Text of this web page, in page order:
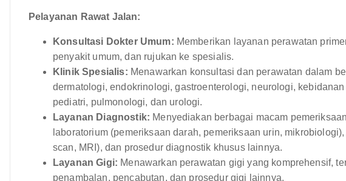
Pelayanan Rawat Jalan:
Konsultasi Dokter Umum: Memberikan layanan perawatan
penyakit umum, dan rujukan ke spesialis.
Klinik Spesialis: Menawarkan konsultasi dan perawatan dalam
dermatologi, endokrinologi, gastroenterologi, neurologi,
pediatri, pulmonologi, dan urologi.
Layanan Diagnostik: Menyediakan berbagai macam
laboratorium (pemeriksaan darah, pemeriksaan urin,
scan, MRI), dan prosedur diagnostik khusus lainnya.
Layanan Gigi: Menawarkan perawatan gigi yang komprehensif,
penambalan, pencabutan, dan prosedur gigi lainnya.